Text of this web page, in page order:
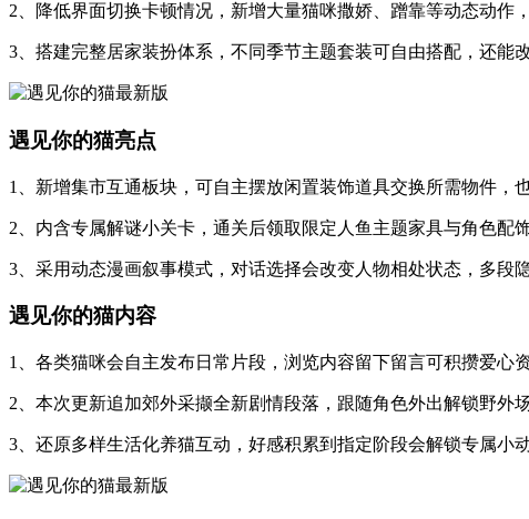
2、降低界面切换卡顿情况，新增大量猫咪撒娇、蹭靠等动态动作
3、搭建完整居家装扮体系，不同季节主题套装可自由搭配，还能
遇见你的猫亮点
1、新增集市互通板块，可自主摆放闲置装饰道具交换所需物件，
2、内含专属解谜小关卡，通关后领取限定人鱼主题家具与角色配
3、采用动态漫画叙事模式，对话选择会改变人物相处状态，多段
遇见你的猫内容
1、各类猫咪会自主发布日常片段，浏览内容留下留言可积攒爱心
2、本次更新追加郊外采撷全新剧情段落，跟随角色外出解锁野外
3、还原多样生活化养猫互动，好感积累到指定阶段会解锁专属小